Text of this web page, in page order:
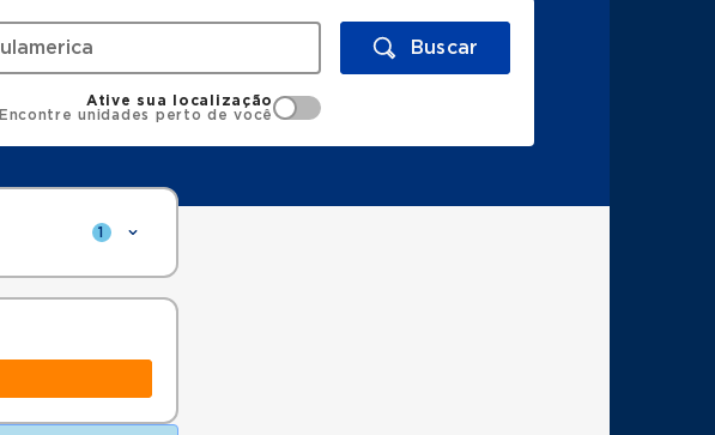
Buscar
Ative sua localização
Encontre unidades perto de você
1